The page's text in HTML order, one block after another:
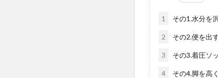
1 その1.水分を
2 その2.便を出
3 その3.着圧ソ
4 その4.脚を高